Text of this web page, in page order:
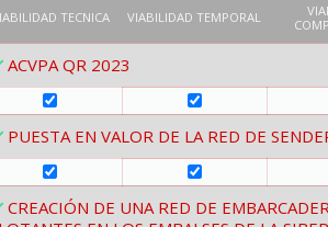
TECNICA VIABILIDAD TEMPORAL
ACVPA QR 2023
PUESTA EN VALOR DE LA RED DE
CREACIÓN DE UNA RED DE